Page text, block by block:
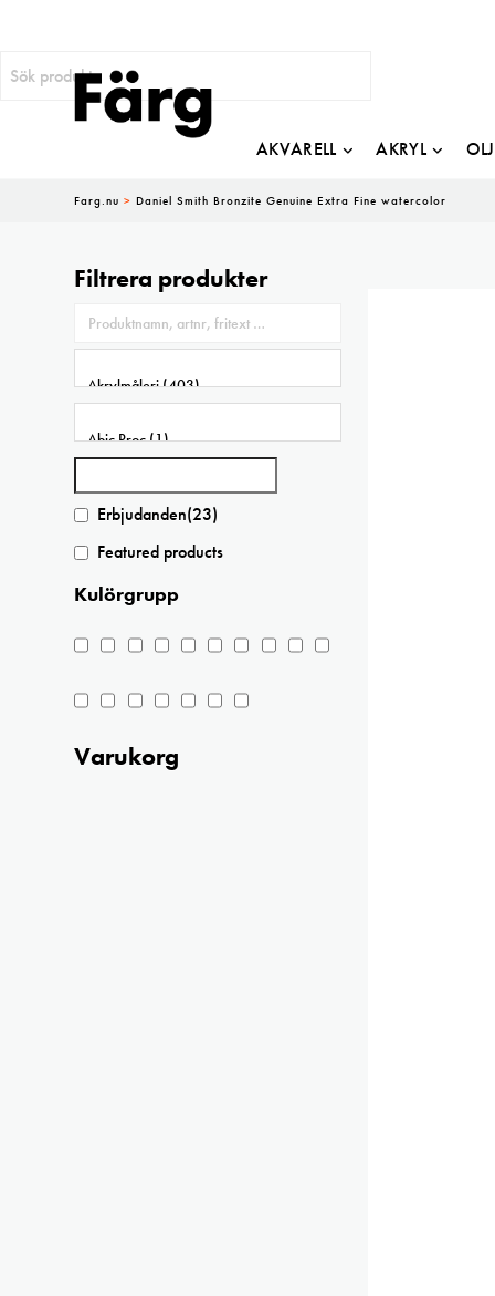
AKVARELL AKRYL
Farg.nu >Daniel Smith Bronzite Genuine Extra Fine watercolor
Filtrera produkter
Erbjudanden(23)
Featured products
Kulörgrupp
Varukorg